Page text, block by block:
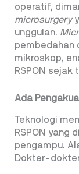
operatif,
microsurgery
unggulan.
pembedahan
mikroskop,
RSPON sejak
Ada
Teknologi
RSPON yang
pengampu.
Dokter-